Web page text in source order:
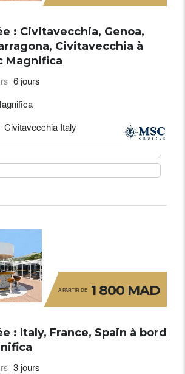
: Civitavecchia, Genoa,
Civitavecchia à
Magnifica
6 jours
Civitavecchia Italy
A PARTIR DE 1 800 MAD
: Italy, France, Spain à bord
3 jours